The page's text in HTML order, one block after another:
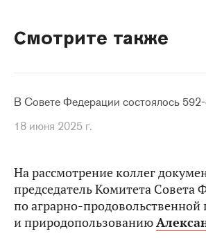
Смотрите также
В Совете Федерации состоялось
18 июня 2025 г.
На рассмотрение коллег
председатель Комитета Совета
по аграрно-продовольственной
и природопользованию